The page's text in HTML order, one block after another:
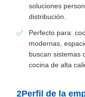
bandeja de los
luz de gabinete
soluciones
distribución.
Perfecto para:
modernas,
buscan sistemas
cocina de alta
2Perfil de la